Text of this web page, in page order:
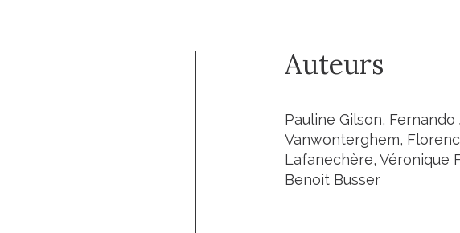
Auteurs
Pauline Gilson,
Vanwonterghem,
Lafanechère, Véronique
Benoit Busser